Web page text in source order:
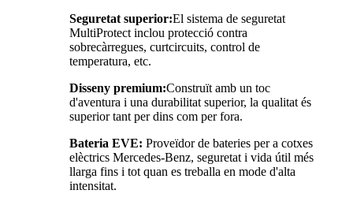
Seguretat superior:El sistema de seguretat
MultiProtect inclou protecció contra
sobrecàrregues, curtcircuits, control de
temperatura, etc.
Disseny premium:Construït amb un toc
d'aventura i una durabilitat superior, la qualitat és
superior tant per dins com per fora.
Bateria EVE: Proveïdor de bateries per a cotxes
elèctrics Mercedes-Benz, seguretat i vida útil més
llarga fins i tot quan es treballa en mode d'alta
intensitat.